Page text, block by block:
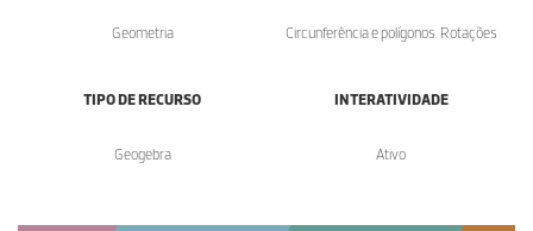
Geometria Circunferência e polígonos. Rotações
TIPO DE RECURSO
Geogebra
INTERATIVIDADE
Ativo